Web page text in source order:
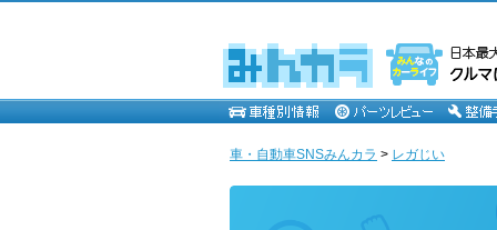
車・自動車SNSみんカラ > レガじい